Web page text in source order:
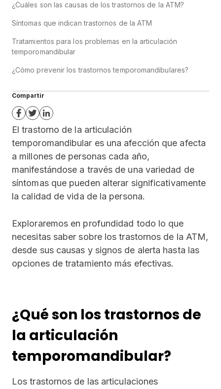
¿Cuáles son las causas de los trastornos de la ATM?
Síntomas que indican trastornos de la ATM
Tratamientos para los problemas en la articulación
temporomandibular
¿Cómo prevenir los trastornos temporomandibulares?
Compartir
El trastorno de la articulación
temporomandibular es una afección que afecta
a millones de personas cada año,
manifestándose a través de una variedad de
síntomas que pueden alterar significativamente
la calidad de vida de la persona.
Exploraremos en profundidad todo lo que
necesitas saber sobre los trastornos de la ATM,
desde sus causas y signos de alerta hasta las
opciones de tratamiento más efectivas.
¿Qué son los trastornos de
la articulación
temporomandibular?
Los trastornos de las articulaciones